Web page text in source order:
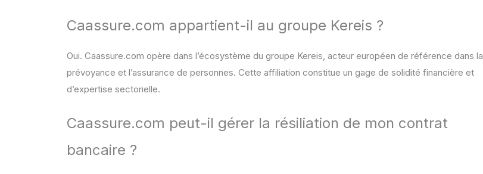
Caassure.com appartient-il au groupe Kereis ?
Oui. Caassure.com opère dans l’écosystème du groupe Kereis, acteur européen de référence dans la
prévoyance et l’assurance de personnes. Cette affiliation constitue un gage de solidité financière et
d’expertise sectorielle.
Caassure.com peut-il gérer la résiliation de mon contrat
bancaire ?